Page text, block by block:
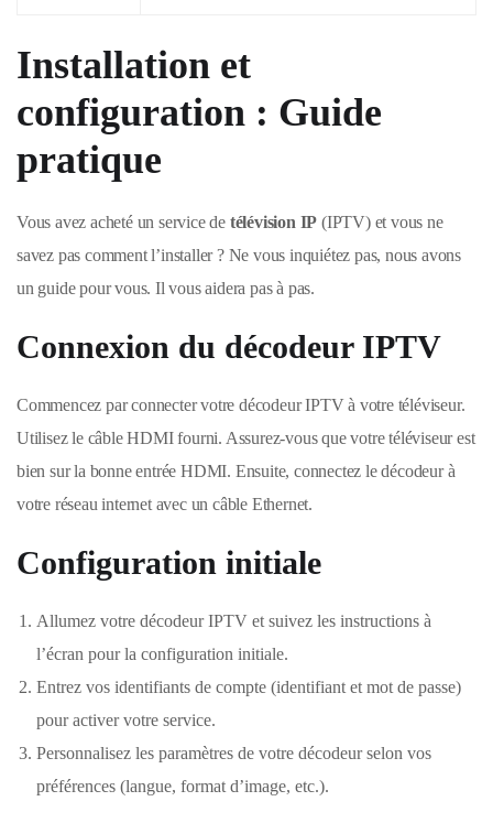
Installation et
configuration : Guide
pratique
Vous avez acheté un service de télévision IP (IPTV) et vous ne
savez pas comment l’installer ? Ne vous inquiétez pas, nous avons
un guide pour vous. Il vous aidera pas à pas.
Connexion du décodeur IPTV
Commencez par connecter votre décodeur IPTV à votre téléviseur.
Utilisez le câble HDMI fourni. Assurez-vous que votre téléviseur est
bien sur la bonne entrée HDMI. Ensuite, connectez le décodeur à
votre réseau internet avec un câble Ethernet.
Configuration initiale
Allumez votre décodeur IPTV et suivez les instructions à
l’écran pour la configuration initiale.
Entrez vos identifiants de compte (identifiant et mot de passe)
pour activer votre service.
Personnalisez les paramètres de votre décodeur selon vos
préférences (langue, format d’image, etc.).